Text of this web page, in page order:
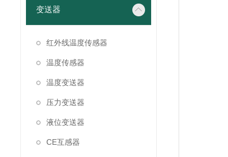
变送器
红外线温度传感器
温度传感器
温度变送器
压力变送器
液位变送器
CE互感器